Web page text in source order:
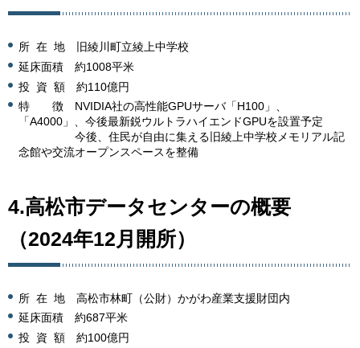
所 在 地 旧綾川町立綾上中学校
延床面積 約1008平米
投 資 額 約110億円
特 徴 NVIDIA社の高性能GPUサーバ「H100」、
「A4000」、今後最新鋭ウルトラハイエンドGPUを設置予定
今後、住民が自由に集える旧綾上中学校メモリアル記
念館や交流オープンスペースを整備
4.高松市データセンターの概要
（2024年12月開所）
所 在 地 高松市林町（公財）かがわ産業支援財団内
延床面積 約687平米
投 資 額 約100億円